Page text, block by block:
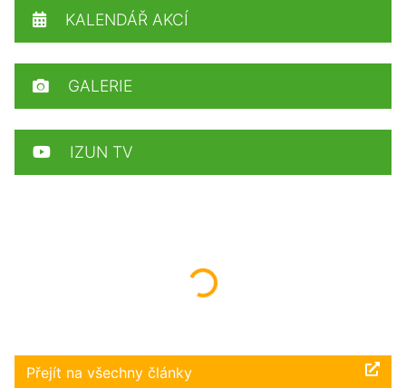
Načítám...
Přejít na všechny články
KALENDÁŘ AKCÍ
GALERIE
IZUN TV